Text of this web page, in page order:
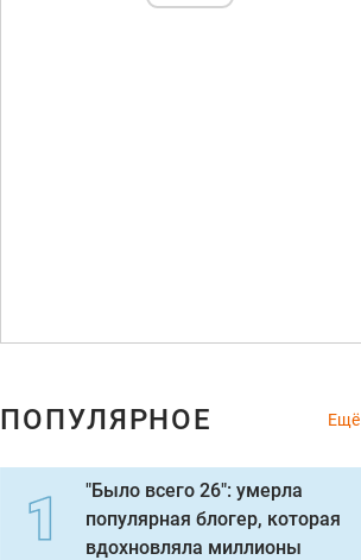
ПОПУЛЯРНОЕ Ещё
"Было всего 26": умерла
популярная блогер, которая
вдохновляла миллионы